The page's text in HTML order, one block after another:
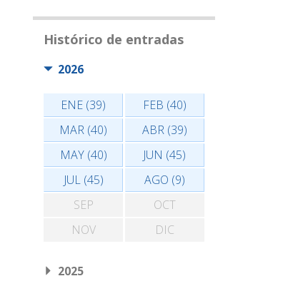
Histórico de entradas
2026
ENE (39)
FEB (40)
MAR (40)
ABR (39)
MAY (40)
JUN (45)
JUL (45)
AGO (9)
SEP
OCT
NOV
DIC
2025